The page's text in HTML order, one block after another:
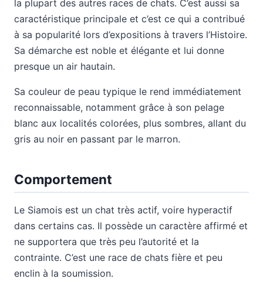
la plupart des autres races de chats. C’est aussi sa
caractéristique principale et c’est ce qui a contribué
à sa popularité lors d’expositions à travers l’Histoire.
Sa démarche est noble et élégante et lui donne
presque un air hautain.
Sa couleur de peau typique le rend immédiatement
reconnaissable, notamment grâce à son pelage
blanc aux localités colorées, plus sombres, allant du
gris au noir en passant par le marron.
Comportement
Le Siamois est un chat très actif, voire hyperactif
dans certains cas. Il possède un caractère affirmé et
ne supportera que très peu l’autorité et la
contrainte. C’est une race de chats fière et peu
enclin à la soumission.